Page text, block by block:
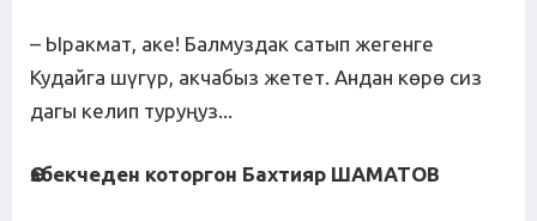
– Ыракмат, аке! Балмуздак сатып жегенге
Кудайга шүгүр, акчабыз жетет. Андан көрө сиз
дагы келип туруңуз...
Өзбекчеден которгон Бахтияр ШАМАТОВ